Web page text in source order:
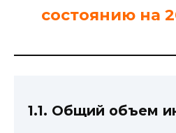
состоянию на
1.1. Общий объем